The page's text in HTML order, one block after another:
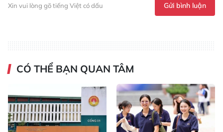
Xin vui lòng gõ tiếng Việt có dấu Gửi bình luận
CÓ THỂ BẠN QUAN TÂM